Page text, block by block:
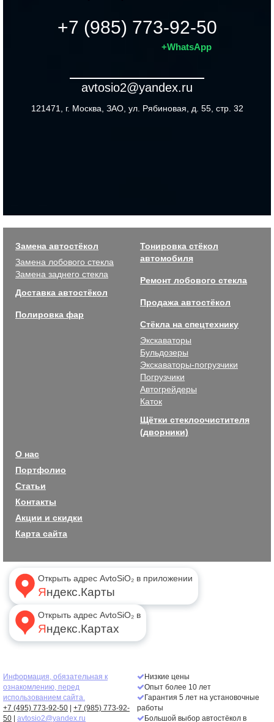
+7 (985) 773-92-50
+WhatsApp
avtosio2@yandex.ru
121471, г. Москва, ЗАО, ул. Рябиновая, д. 55, стр. 32
Замена автостёкол
Замена лобового стекла
Замена заднего стекла
Доставка автостёкол
Полировка фар
Тонировка стёкол
автомобиля
Ремонт лобового стекла
Продажа автостёкол
Стёкла на спецтехнику
Экскаваторы
Бульдозеры
Экскаваторы-погрузчики
Погрузчики
Автогрейдеры
Каток
Щётки стеклоочистителя
(дворники)
О нас
Портфолио
Статьи
Контакты
Акции и скидки
Карта сайта
Открыть адрес AvtoSiO₂ в приложении
Яндекс.Карты
Открыть адрес AvtoSiO₂ в
Яндекс.Картах
Информация, обязательная к
ознакомлению, перед
использованием сайта.
+7 (495) 773-92-50
+7 (985) 773-92-
50
avtosio2@yandex.ru
Низкие цены
Опыт более 10 лет
Гарантия 5 лет на установочные
работы
Большой выбор автостёкол в